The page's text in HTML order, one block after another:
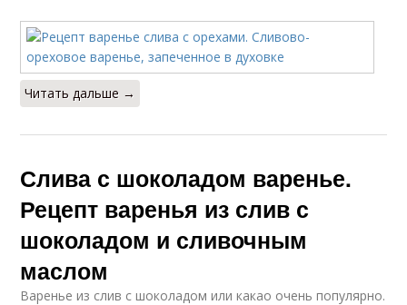
Читать дальше →
Слива с шоколадом варенье.
Рецепт варенья из слив с
шоколадом и сливочным
маслом
Варенье из слив с шоколадом или какао очень популярно.